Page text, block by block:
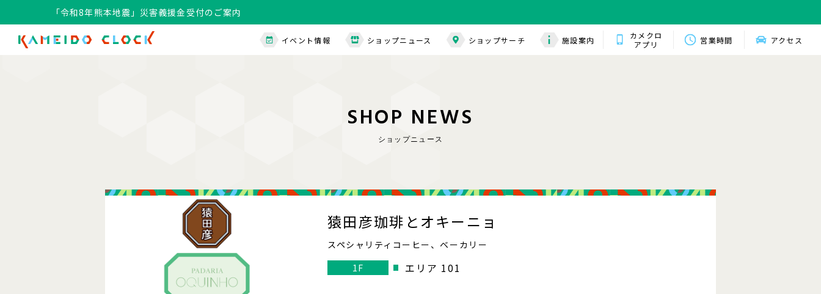
「令和8年熊本地震」災害義援金受付のご案内
イベント情報 ショップニュース ショップサーチ 施設案内
カメクロ
アプリ
営業時間 アクセス
SHOP NEWS
ショップニュース
猿田彦珈琲とオキーニョ
スペシャリティコーヒー、ベーカリー
1F
エリア 101